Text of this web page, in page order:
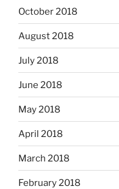
October 2018
August 2018
July 2018
June 2018
May 2018
April 2018
March 2018
February 2018